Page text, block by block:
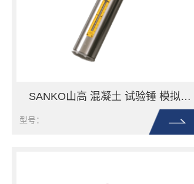
SANKO山高 混凝土 试验锤 模拟型 N-6500
型号：